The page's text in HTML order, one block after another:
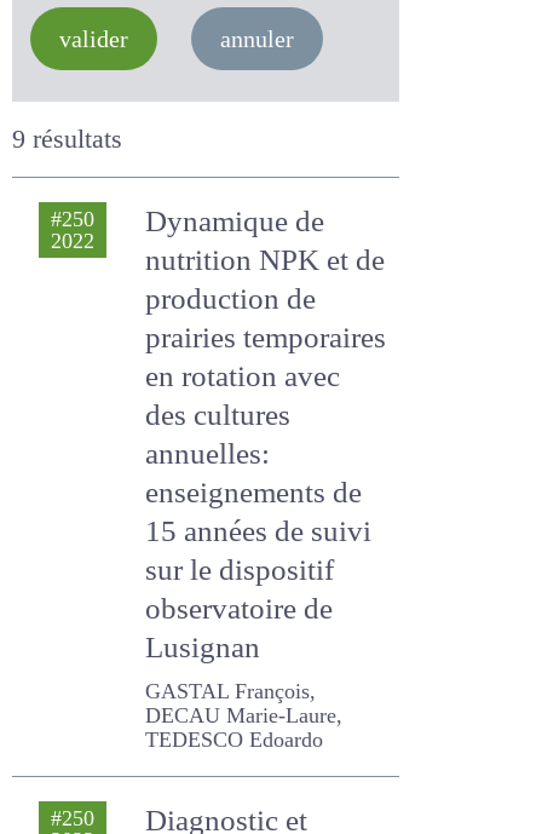
valider annuler
9 résultats
#250
Dynamique de
nutrition NPK et de
production de
prairies
temporaires en
rotation avec des
cultures annuelles:
enseignements de
15 années de suivi
sur le dispositif
observatoire de
Lusignan
GASTAL François, DECAU
Marie-Laure, TEDESCO
Edoardo